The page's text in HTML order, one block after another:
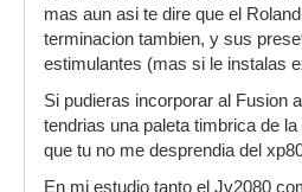
mas aun asi te dire que el
terminacion tambien, y sus
estimulantes (mas si le instalas
Si pudieras incorporar al Fusion
tendrias una paleta timbrica de
que tu no me desprendia del
En mi estudio tanto el Jv2080